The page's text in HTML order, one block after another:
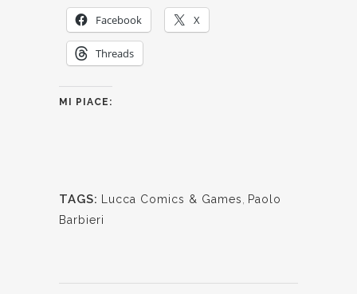
Facebook X
Threads
MI PIACE:
TAGS: Lucca Comics & Games, Paolo
Barbieri